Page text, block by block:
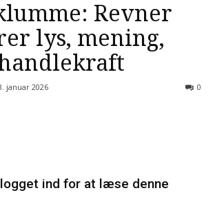
Revner
lys, mening,
januar 2026 0
ind for at læse denne